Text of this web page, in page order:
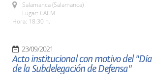
Salamanca (Salamanca)
Lugar: CAEM
Hora: 18:30 h.
23/09/2021
Acto institucional con motivo del "Día
de la Subdelegación de Defensa"